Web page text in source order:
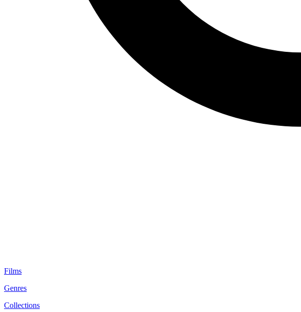
Films
Genres
Collections